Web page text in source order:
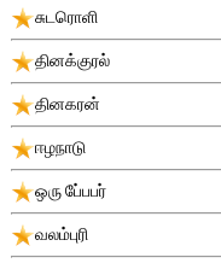
சுடரொளி
தினக்குரல்
தினகரன்
ஈழநாடு
ஒரு பே்பபர்
வலம்புரி